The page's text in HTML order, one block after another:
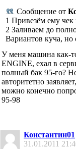
Сообщение от
1 Привезём ему
2 Заливаем до
Вариантов куча, но
У меня машина как-
ENGINE, ехал в
полный бак 95-го?
авторитетно
можно конечно
95-98
Константин01
31.01.2011